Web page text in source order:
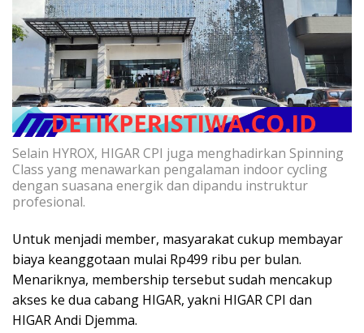
Selain HYROX, HIGAR CPI juga menghadirkan Spinning
Class yang menawarkan pengalaman indoor cycling
dengan suasana energik dan dipandu instruktur
profesional.
Untuk menjadi member, masyarakat cukup membayar
biaya keanggotaan mulai Rp499 ribu per bulan.
Menariknya, membership tersebut sudah mencakup
akses ke dua cabang HIGAR, yakni HIGAR CPI dan
HIGAR Andi Djemma.